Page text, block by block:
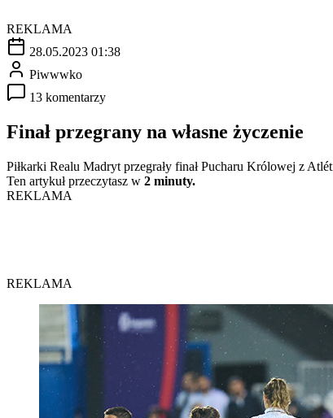
REKLAMA
28.05.2023 01:38
Piwwwko
13 komentarzy
Finał przegrany na własne życzenie
Piłkarki Realu Madryt przegrały finał Pucharu Królowej z
Ten artykuł przeczytasz w 2 minuty.
REKLAMA
REKLAMA